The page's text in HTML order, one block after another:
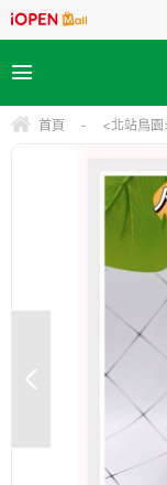
首頁 - <北站鳥